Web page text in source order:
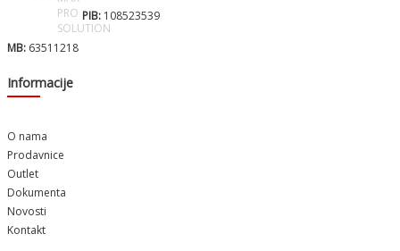
PIB: 108523539
MB: 63511218
Informacije
O nama
Prodavnice
Outlet
Dokumenta
Novosti
Kontakt